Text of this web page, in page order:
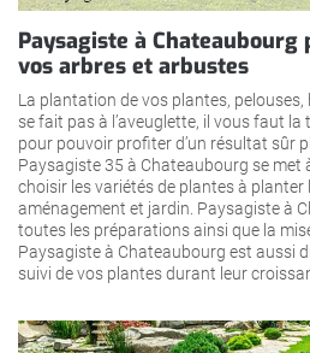
Paysagiste à
vos arbres et arbustes
La plantation de vos plantes,
se fait pas à l’aveuglette, il vous faut
pour pouvoir profiter d’un résultat sûr
Paysagiste 35 à Chateaubourg se met
choisir les variétés de plantes à
aménagement et jardin. Paysagiste à
toutes les préparations ainsi que la
Paysagiste à Chateaubourg est aussi
suivi de vos plantes durant leur